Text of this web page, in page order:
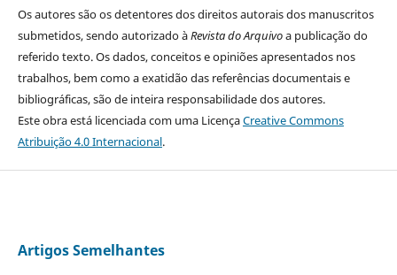
Os autores são os detentores dos direitos autorais dos manuscritos
submetidos, sendo autorizado àRevista do Arquivoa publicação do
referido texto. Os dados, conceitos e opiniões apresentados nos
trabalhos, bem como a exatidão das referências documentais e
bibliográficas, são de inteira responsabilidade dos autores.
Este obra está licenciada com uma LicençaCreative Commons
Atribuição 4.0 Internacional.
Artigos Semelhantes